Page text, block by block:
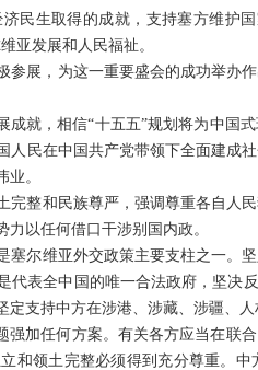
民生取得的成就，支持塞方维护
亚发展和人民福祉。
参展，为这一重要盛会的成功举办
成就，相信“十五五”规划将为中国
人民在中国共产党带领下全面建成
。
完整和民族尊严，强调尊重各自人
以任何借口干涉别国内政。
塞尔维亚外交政策主要支柱之一。
表全中国的唯一合法政府，坚决
支持中方在涉港、涉藏、涉疆、人
强加任何方案。有关各方应当在联
和领土完整必须得到充分尊重。